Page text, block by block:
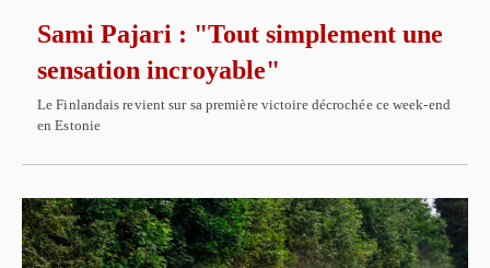
Sami Pajari : "Tout simplement une
sensation incroyable"
Le Finlandais revient sur sa première victoire décrochée ce week-end
en Estonie